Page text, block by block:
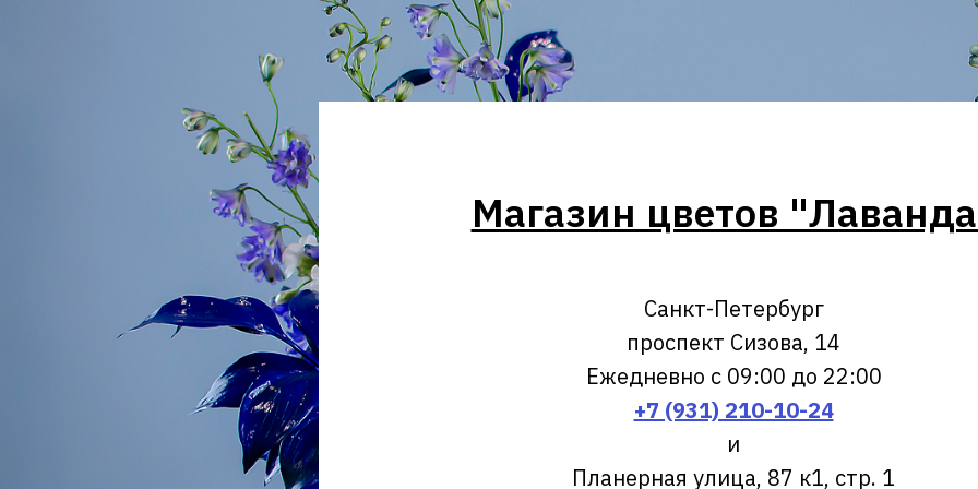
Магазин цветов
Санкт-Петербург
проспект Сизова, 14
Ежедневно с 09:00 до 22:00
+7 (931) 210-10-24
и
Планерная улица, 87 к1, стр. 1